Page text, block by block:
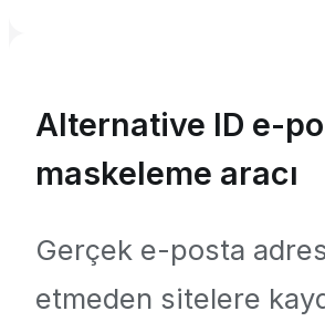
Alternative ID e-
maskeleme aracı
Gerçek e-posta
etmeden sitelere